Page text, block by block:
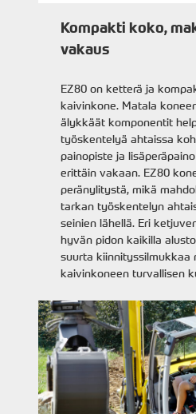
Kompakti koko,
vakaus
EZ80 on ketterä ja
kaivinkone. Matala
älykkäät komponentit
työskentelyä ahtaissa
painopiste ja
erittäin vakaan. EZ80
peränylitystä, mikä
tarkan työskentelyn
seinien lähellä. Eri
hyvän pidon kaikilla
suurta kiinnityssilmukkaa
kaivinkoneen turvallisen